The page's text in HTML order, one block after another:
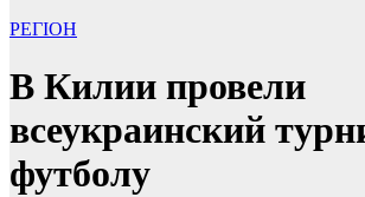
РЕГІОН
В Килии провели
всеукраинский
футболу